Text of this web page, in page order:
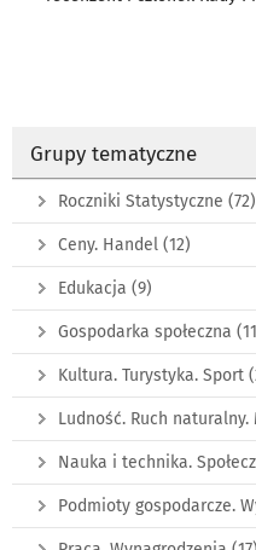
Grupy tematyczne
Roczniki Statystyczne (72)
Ceny. Handel (12)
Edukacja (9)
Gospodarka społeczna
Kultura. Turystyka. Sport
Ludność. Ruch naturalny.
Nauka i technika.
Podmioty gospodarcze.